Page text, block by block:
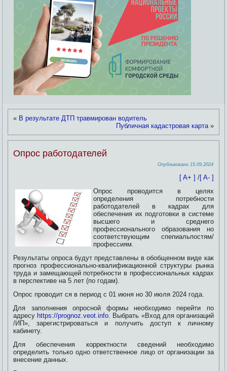
« В результате ДТП травмирован водитель
Публичная кадастровая карта»
Опрос работодателей
Опубликовано 15.09.2024
[ A+ ] /[ A- ]
Опрос проводится в целях
определения потребности
работодателей в кадрах для
обеспечения их подготовки в системе
высшего и среднего
профессионального образования но
соответствующим спепиальпостям/
профессиям.
Результаты опроса будут представлены в обобщенном виде как
прогноз профессионально-квалификационнойструктуры рынка
труда и замещающей потребности в профессиональных кадрах
в перспективе на 5 лет (по годам).
Опрос проводит ся в период с 01 июня но 30 июля 2024 года.
Для заполнения опросной формы необходимо перейти по
адресу https://prognoz.veot.info. Выбрать «Вход для организаций
/ИП», зарегистрироваться и получить доступ к личному
кабинету.
Для обеспечения корректности сведений необходимо
определить только одно ответственное лицо от организации за
внесение данных.